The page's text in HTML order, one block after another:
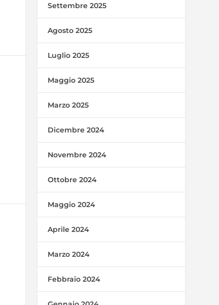
Settembre 2025
Agosto 2025
Luglio 2025
Maggio 2025
Marzo 2025
Dicembre 2024
Novembre 2024
Ottobre 2024
Maggio 2024
Aprile 2024
Marzo 2024
Febbraio 2024